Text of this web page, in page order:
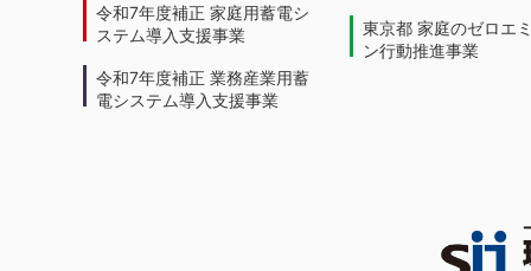
令和7年度補正 家庭用蓄電シ
ステム導入支援事業
令和7年度補正 業務産業用蓄
電システム導入支援事業
東京都 家庭のゼロエ
ン行動推進事業